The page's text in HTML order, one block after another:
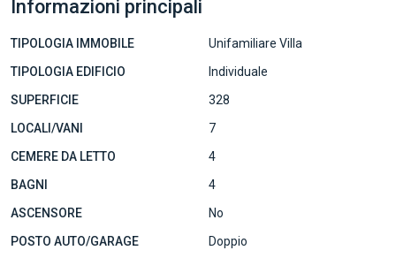
Informazioni principali
TIPOLOGIA IMMOBILE
Unifamiliare Villa
TIPOLOGIA EDIFICIO
Individuale
SUPERFICIE
328
LOCALI/VANI
7
CEMERE DA LETTO
4
BAGNI
4
ASCENSORE
No
POSTO AUTO/GARAGE
Doppio